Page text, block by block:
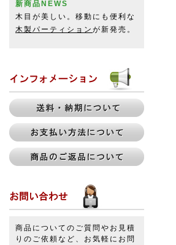
新商品NEWS
木目が美しい。移動にも便利な
木製パーティション が新発売。
商品についてのご質問やお見積
りのご依頼など、お気軽にお問